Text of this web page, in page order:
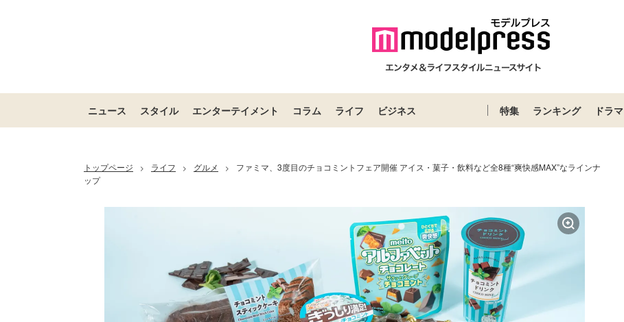
ニュース スタイル エンターテイメント コラム ライフ ビジネス 特集 ランキング ドラマ
トップページ > ライフ > グルメ >
ファミマ、3度目のチョコミントフェア開催 アイス・菓子・飲料など全8種“爽快感MAX”なラインナ
ップ